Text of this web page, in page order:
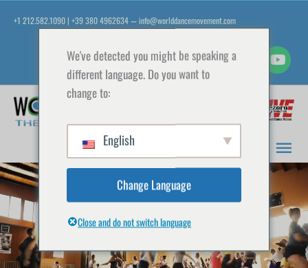
Inhalt+1 212.582.1090 | +39 380 4962634 — info@worlddancemovement.com
We've detected you might be speaking a
different language. Do you want to
change to:
English
Change Language
Close and do not switch language